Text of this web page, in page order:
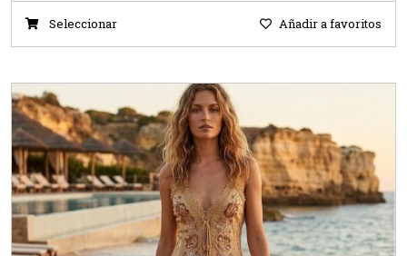
Seleccionar Añadir a favoritos